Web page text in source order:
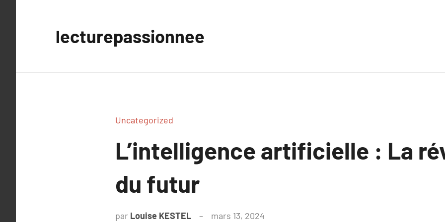
lecturepassionnee
Uncategorized
L’intelligence artificielle : La
du futur
par Louise KESTEL mars 13, 2024